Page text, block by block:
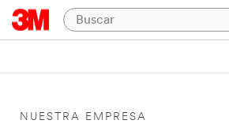
NUESTRA EMPRESA